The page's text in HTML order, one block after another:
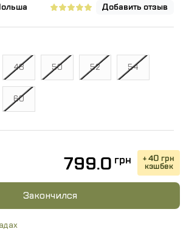
Добавить отзыв
48 50 52 54
60
799.0 грн + 40 грн
кэшбек
Закончился